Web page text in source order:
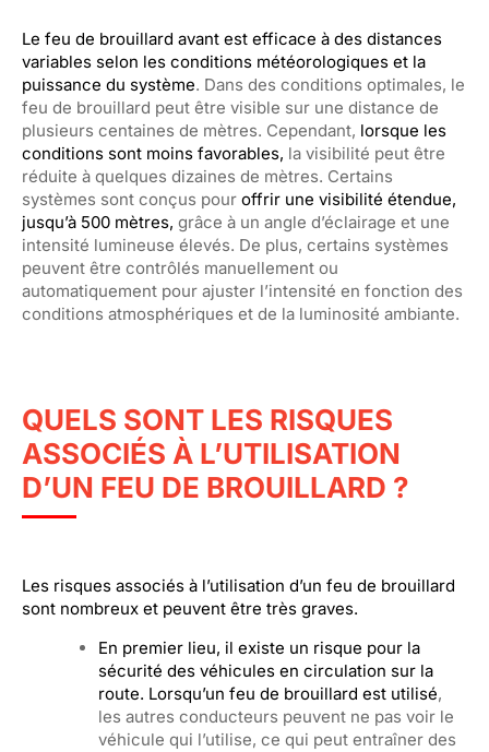
Le feu de brouillard avant est efficace à des distances
variables selon les conditions météorologiques et la
puissance du système. Dans des conditions optimales, le
feu de brouillard peut être visible sur une distance de
plusieurs centaines de mètres. Cependant, lorsque les
conditions sont moins favorables, la visibilité peut être
réduite à quelques dizaines de mètres. Certains
systèmes sont conçus pour offrir une visibilité étendue,
jusqu’à 500 mètres, grâce à un angle d’éclairage et une
intensité lumineuse élevés. De plus, certains systèmes
peuvent être contrôlés manuellement ou
automatiquement pour ajuster l’intensité en fonction des
conditions atmosphériques et de la luminosité ambiante.
QUELS SONT LES RISQUES
ASSOCIÉS À L’UTILISATION
D’UN FEU DE BROUILLARD ?
Les risques associés à l’utilisation d’un feu de brouillard
sont nombreux et peuvent être très graves.
En premier lieu, il existe un risque pour la
sécurité des véhicules en circulation sur la
route. Lorsqu’un feu de brouillard est utilisé,
les autres conducteurs peuvent ne pas voir le
véhicule qui l’utilise, ce qui peut entraîner des